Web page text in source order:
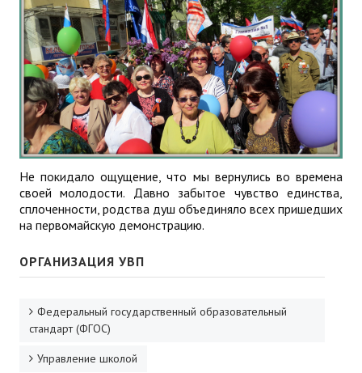
Профессиональная переподготовка
Повышение квалификации
КОНТАКТЫ
Не покидало ощущение, что мы вернулись во времена
своей молодости. Давно забытое чувство единства,
сплоченности, родства душ объединяло всех пришедших
на первомайскую демонстрацию.
ОРГАНИЗАЦИЯ УВП
Федеральный государственный образовательный
стандарт (ФГОС)
Управление школой